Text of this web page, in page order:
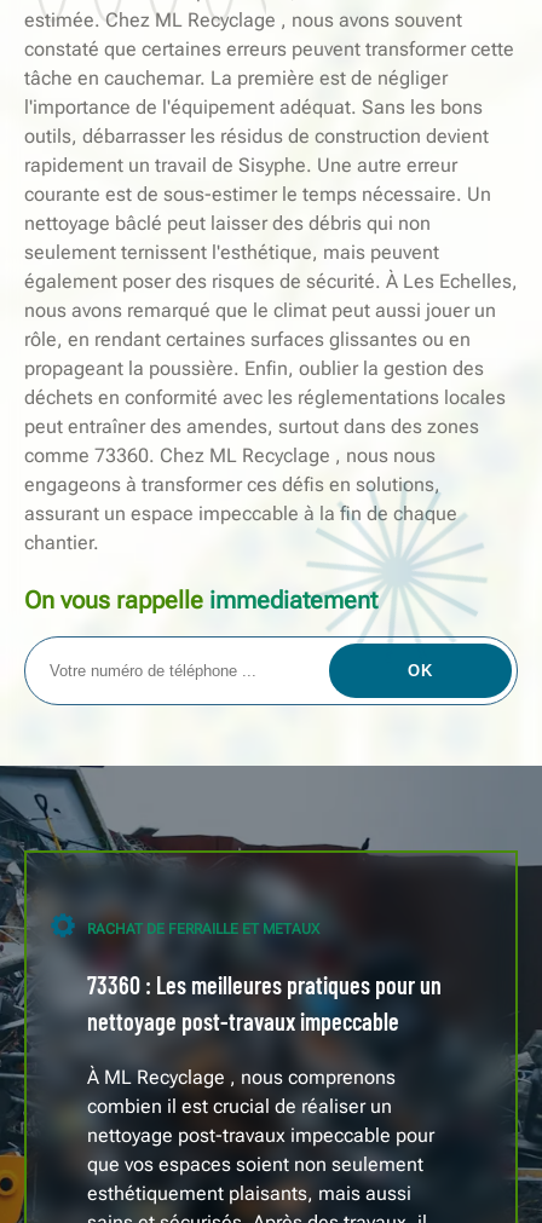
estimée. Chez ML Recyclage , nous avons souvent
constaté que certaines erreurs peuvent transformer cette
tâche en cauchemar. La première est de négliger
l'importance de l'équipement adéquat. Sans les bons
outils, débarrasser les résidus de construction devient
rapidement un travail de Sisyphe. Une autre erreur
courante est de sous-estimer le temps nécessaire. Un
nettoyage bâclé peut laisser des débris qui non
seulement ternissent l'esthétique, mais peuvent
également poser des risques de sécurité. À Les Echelles,
nous avons remarqué que le climat peut aussi jouer un
rôle, en rendant certaines surfaces glissantes ou en
propageant la poussière. Enfin, oublier la gestion des
déchets en conformité avec les réglementations locales
peut entraîner des amendes, surtout dans des zones
comme 73360. Chez ML Recyclage , nous nous
engageons à transformer ces défis en solutions,
assurant un espace impeccable à la fin de chaque
chantier.
On vous rappelle immediatement
RACHAT DE FERRAILLE ET METAUX
73360 : Les meilleures pratiques pour un
nettoyage post-travaux impeccable
À ML Recyclage , nous comprenons
combien il est crucial de réaliser un
nettoyage post-travaux impeccable pour
que vos espaces soient non seulement
esthétiquement plaisants, mais aussi